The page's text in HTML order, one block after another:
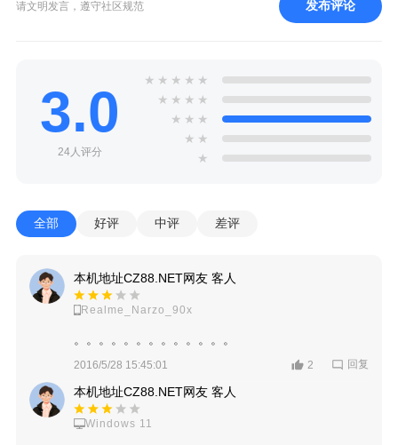
请文明发言，遵守社区规范 发布评论
3.0
24人评分
★ ★ ★ ★ ★
★ ★ ★ ★
★ ★ ★
★ ★
★
全部 好评 中评 差评
本机地址CZ88.NET网友 客人
Realme_Narzo_90x
。。。。。。。。。。。。。
2016/5/28 15:45:01 2 回复
本机地址CZ88.NET网友 客人
Windows 11